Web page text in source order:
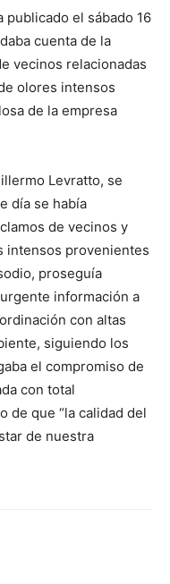
publicado el sábado 16
cuenta de la
vecinos relacionadas
olores intensos
de la empresa
Levratto, se
día se había
de vecinos y
intensos provenientes
proseguía
información a
con altas
siguiendo los
el compromiso de
con total
de que “la calidad del
de nuestra